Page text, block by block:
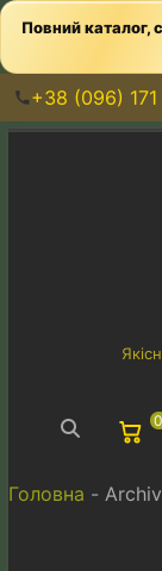
Перейти
0
Головна -
Повний каталог,
+38 (096)